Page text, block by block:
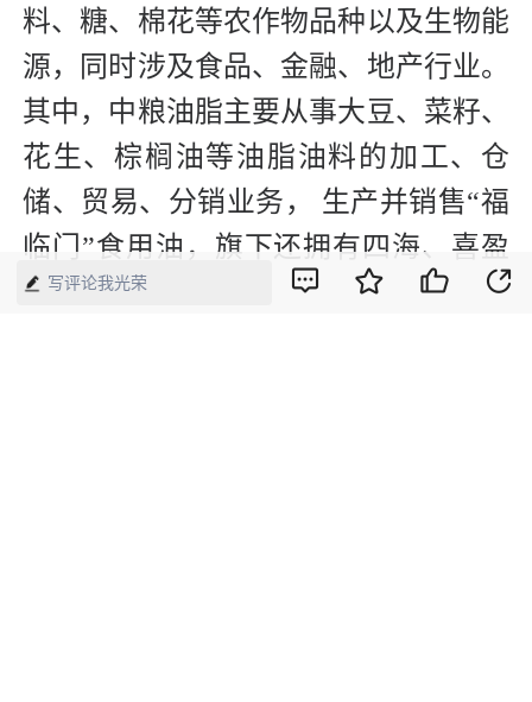
料、糖、棉花等农作物品种以及生物能
源，同时涉及食品、金融、地产行业。
其中，中粮油脂主要从事大豆、菜籽、
花生、棕榈油等油脂油料的加工、仓
储、贸易、分销业务， 生产并销售“福
临门”食用油，旗下还拥有四海、喜盈
盈等多个品牌。
写评论我光荣